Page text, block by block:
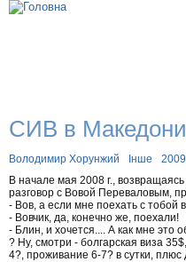
Jump
СИВ в
Володимир Хорунжий Інше 2009
В начале мая 2008 г.,
разговор с Вовой Переваловым,
- Вов, а если мне поехать с
- Вовчик, да, конечно же, поехали!
- Блин, и хочется.... А как мне это
? Ну, смотри - болгарская виза
4?, проживание 6-7? в сутки, плюс